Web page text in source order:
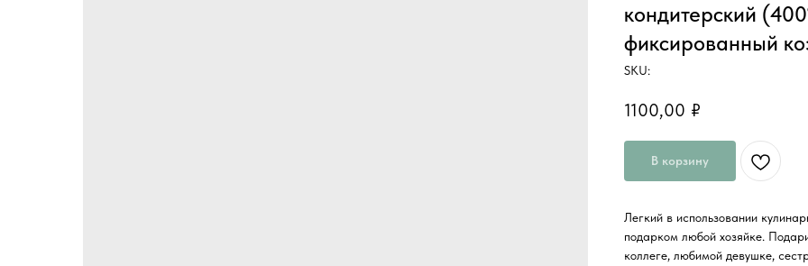
кондитерский
фиксированный
SKU:
1100,00 ₽
В корзину
Легкий в использовании
подарком любой хозяйке.
коллеге, любимой девушке,